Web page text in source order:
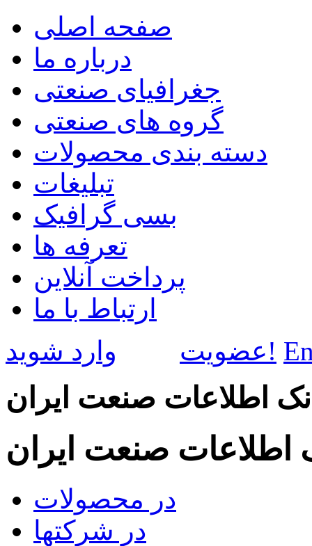
صفحه اصلی
درباره ما
جغرافیای صنعتی
گروه های صنعتی
دسته بندی محصولات
تبلیغات
بسی گرافیک
تعرفه ها
پرداخت آنلاین
ارتباط با ما
عضویتوارد شوید!
اطلاعات صنعت ایران
اطلاعات صنعت ایران
در محصولات
در شرکتها